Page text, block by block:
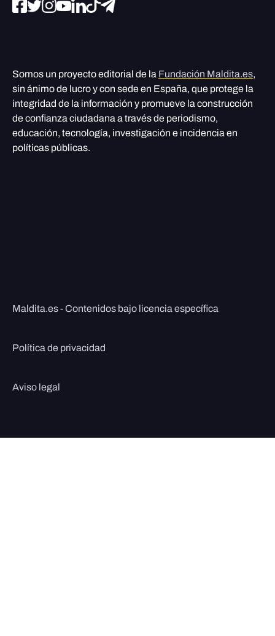
Somos un proyecto editorial de la Fundación Maldita.es,
sin ánimo de lucro y con sede en España, que protege la
integridad de la información y promueve la construcción
de confianza ciudadana a través de periodismo,
educación, tecnología, investigación e incidencia en
políticas públicas.
Maldita.es - Contenidos bajo licencia específica
Política de privacidad
Aviso legal